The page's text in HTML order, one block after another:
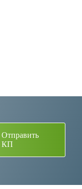
Отправить
КП